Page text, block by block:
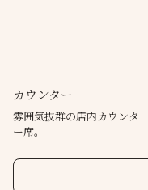
カウンター
雰囲気抜群の店内カウンタ
ー席。